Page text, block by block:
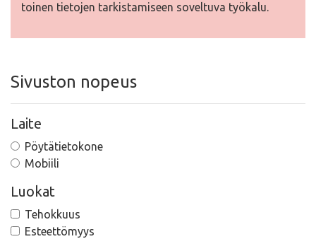
toinen tietojen tarkistamiseen soveltuva työkalu.
Sivuston nopeus
Laite
Pöytätietokone
Mobiili
Luokat
Tehokkuus
Esteettömyys